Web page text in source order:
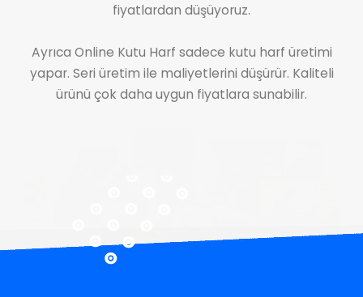
fiyatlardan düşüyoruz.
Ayrıca Online Kutu Harf sadece kutu harf üretimi
yapar. Seri üretim ile maliyetlerini düşürür. Kaliteli
ürünü çok daha uygun fiyatlara sunabilir.